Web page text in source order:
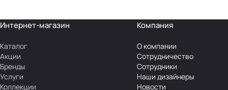
Интернет-магазин
Каталог
Акции
Бренды
Услуги
Коллекции
Компания
О компании
Сотрудничество
Сотрудники
Наши дизайнеры
Новости